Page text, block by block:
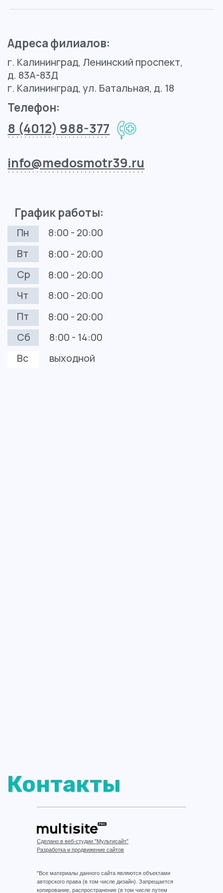
Контакты
Сделано в веб-студии "Мультисайт"
Разработка и продвижение сайтов
"Все материалы данного сайта являются объектами
авторского права (в том числе дизайн). Запрещается
копирование, распространение (в том числе путем